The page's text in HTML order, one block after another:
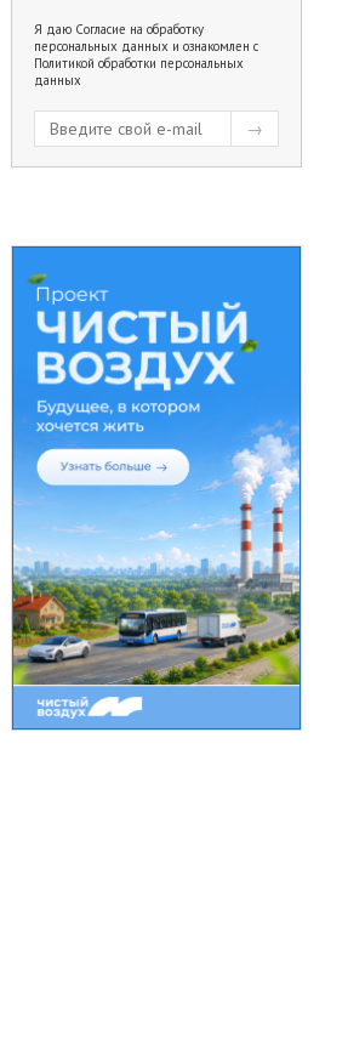
Я даю Согласие на обработку
персональных данных и ознакомлен с
Политикой обработки персональных
данных